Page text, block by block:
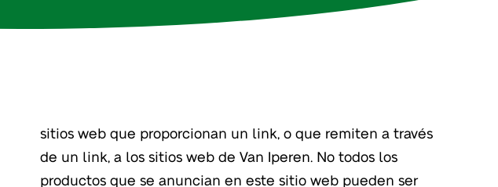
sitios web que proporcionan un link, o que remiten a través
de un link, a los sitios web de Van Iperen. No todos los
productos que se anuncian en este sitio web pueden ser